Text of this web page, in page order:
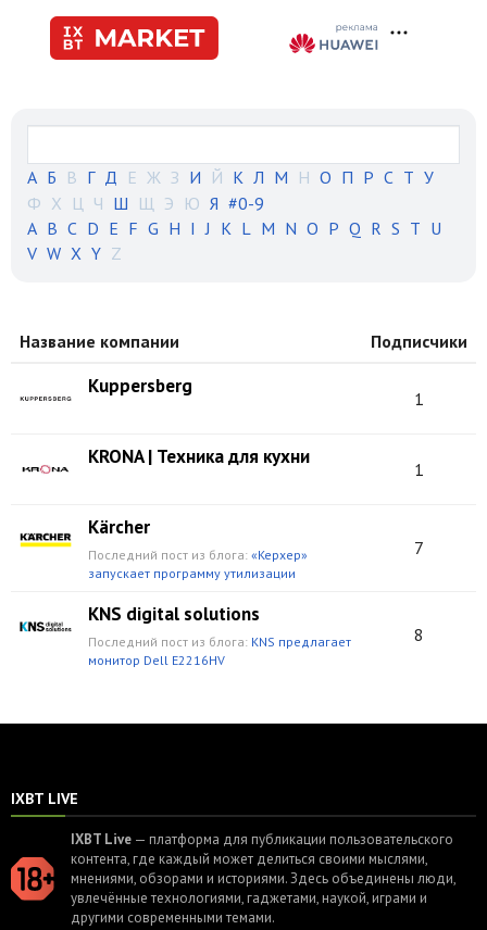
А Б В Г Д Е Ж З И Й К Л М Н О П Р С Т У
Ф Х Ц Ч Ш Щ Э Ю Я #0-9
A B C D E F G H I J K L M N O P Q R S T U
V W X Y Z
Название компании Подписчики
Kuppersberg
1
KRONA | Техника для кухни
1
Kärcher
Последний пост из блога: «Керхер»
запускает программу утилизации
7
KNS digital solutions
Последний пост из блога: KNS предлагает
монитор Dell E2216HV
8
IXBT LIVE
IXBT Live — платформа для публикации пользовательского
контента, где каждый может делиться своими мыслями,
мнениями, обзорами и историями. Здесь объединены люди,
увлечённые технологиями, гаджетами, наукой, играми и
другими современными темами.